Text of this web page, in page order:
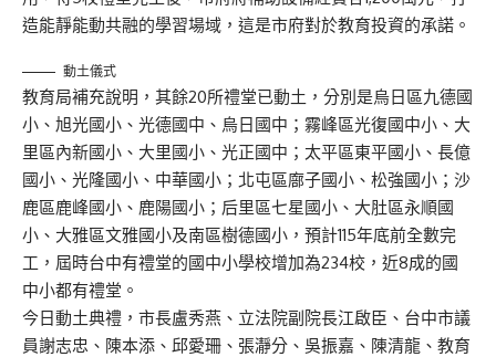
造能靜能動共融的學習場域，這是市府對於教育投資的承諾。
動土儀式
教育局補充說明，其餘20所禮堂已動土，分別是烏日區九德國
小、旭光國小、光德國中、烏日國中；霧峰區光復國中小、大
里區內新國小、大里國小、光正國中；太平區東平國小、長億
國小、光隆國小、中華國小；北屯區廍子國小、松強國小；沙
鹿區鹿峰國小、鹿陽國小；后里區七星國小、大肚區永順國
小、大雅區文雅國小及南區樹德國小，預計115年底前全數完
工，屆時台中有禮堂的國中小學校增加為234校，近8成的國
中小都有禮堂。
今日動土典禮，市長盧秀燕、立法院副院長江啟臣、台中市議
員謝志忠、陳本添、邱愛珊、張瀞分、吳振嘉、陳清龍、教育